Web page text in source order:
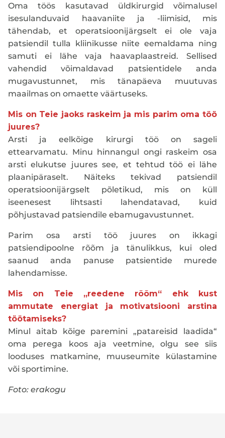
Oma töös kasutavad üldkirurgid võimalusel
isesulanduvaid haavaniite ja -liimisid, mis
tähendab, et operatsioonijärgselt ei ole vaja
patsiendil tulla kliinikusse niite eemaldama ning
samuti ei lähe vaja haavaplaastreid. Sellised
vahendid võimaldavad patsientidele anda
mugavustunnet, mis tänapäeva muutuvas
maailmas on omaette väärtuseks.
Mis on Teie jaoks raskeim ja mis parim oma töö
juures?
Arsti ja eelkõige kirurgi töö on sageli
ettearvamatu. Minu hinnangul ongi raskeim osa
arsti elukutse juures see, et tehtud töö ei lähe
plaanipäraselt. Näiteks tekivad patsiendil
operatsioonijärgselt põletikud, mis on küll
iseenesest lihtsasti lahendatavad, kuid
põhjustavad patsiendile ebamugavustunnet.
Parim osa arsti töö juures on ikkagi
patsiendipoolne rõõm ja tänulikkus, kui oled
saanud anda panuse patsientide murede
lahendamisse.
Mis on Teie „reedene rõõm“ ehk kust
ammutate energiat ja motivatsiooni arstina
töötamiseks?
Minul aitab kõige paremini „patareisid laadida“
oma perega koos aja veetmine, olgu see siis
looduses matkamine, muuseumite külastamine
või sportimine.
Foto: erakogu